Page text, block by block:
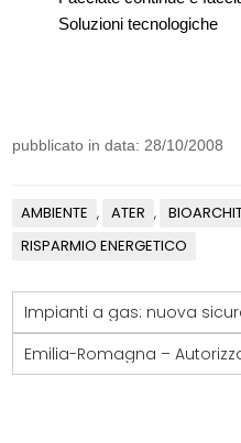
Soluzioni tecnologiche
pubblicato in data: 28/10/2008
AMBIENTE , ATER ,
RISPARMIO ENERGETICO
Impianti a gas: nuova